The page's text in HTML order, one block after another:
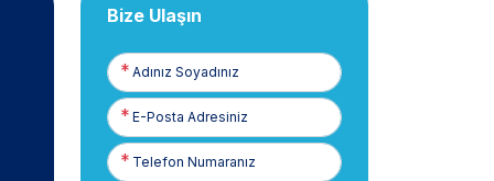
Bize Ulaşın
Adınız
Soyadınız
E-
Posta
Telefon
Numaranız